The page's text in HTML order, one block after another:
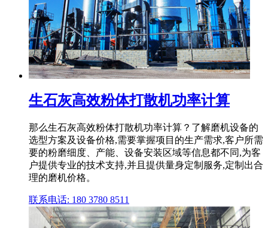
生石灰高效粉体打散机功率计算
那么生石灰高效粉体打散机功率计算？了解磨机设备的
选型方案及设备价格,需要掌握项目的生产需求,客户所需
要的粉磨细度、产能、设备安装区域等信息都不同,为客
户提供专业的技术支持,并且提供量身定制服务,定制出合
理的磨机价格。
联系电话: 180 3780 8511